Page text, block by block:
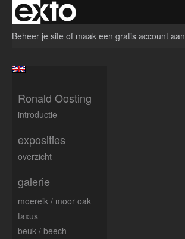
Beheer je site of maak een gratis account aan
Ronald Oosting
introductie
exposities
overzicht
galerie
moereik / moor oak
taxus
beuk / beech